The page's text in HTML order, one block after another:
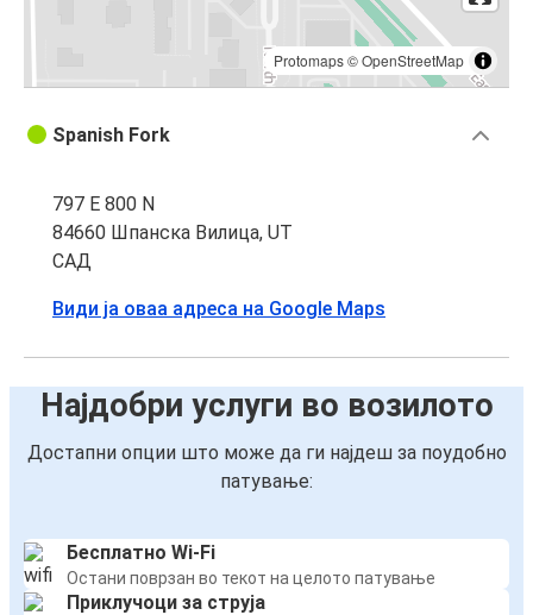
Protomaps©OpenStreetMap
Spanish Fork
797 E 800 N
84660 Шпанска Вилица, UT
САД
Види ја оваа адреса на Google Maps
Најдобри услуги во возилото
Достапни опции што може да ги најдеш за поудобно
патување:
Бесплатно Wi-Fi
Остани поврзан во текот на целото патување
Приклучоци за струја